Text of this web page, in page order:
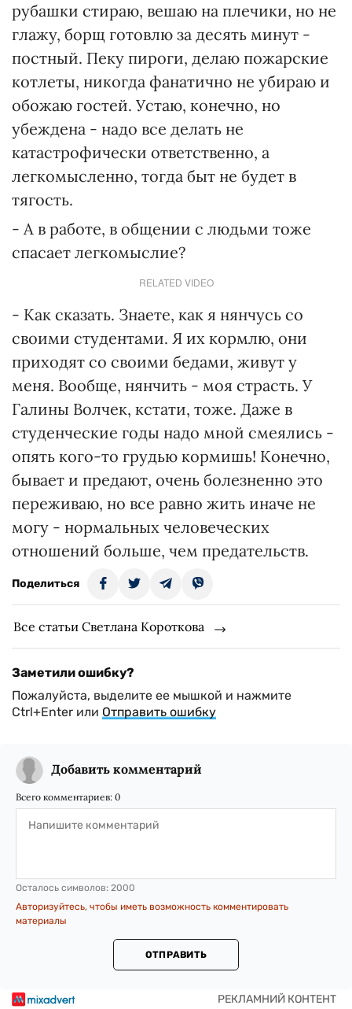
рубашки стираю, вешаю на плечики, но не
глажу, борщ готовлю за десять минут -
постный. Пеку пироги, делаю пожарские
котлеты, никогда фанатично не убираю и
обожаю гостей. Устаю, конечно, но
убеждена - надо все делать не
катастрофически ответственно, а
легкомысленно, тогда быт не будет в
тягость.
- А в работе, в общении с людьми тоже
спасает легкомыслие?
RELATED VIDEO
- Как сказать. Знаете, как я нянчусь со
своими студентами. Я их кормлю, они
приходят со своими бедами, живут у
меня. Вообще, нянчить - моя страсть. У
Галины Волчек, кстати, тоже. Даже в
студенческие годы надо мной смеялись -
опять кого-то грудью кормишь! Конечно,
бывает и предают, очень болезненно это
переживаю, но все равно жить иначе не
могу - нормальных человеческих
отношений больше, чем предательств.
Поделиться
Все статьи Светлана Короткова
Заметили ошибку?
Пожалуйста, выделите ее мышкой и нажмите
Ctrl+Enter или Отправить ошибку
Добавить комментарий
Всего комментариев: 0
Осталось символов: 2000
Авторизуйтесь, чтобы иметь возможность комментировать
материалы
ОТПРАВИТЬ